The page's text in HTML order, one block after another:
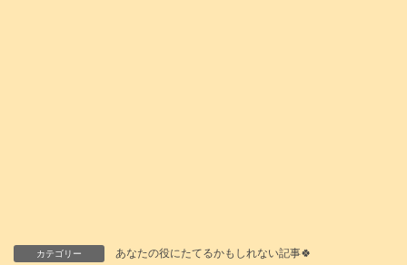
カテゴリー あなたの役にたてるかもしれない記事🍀